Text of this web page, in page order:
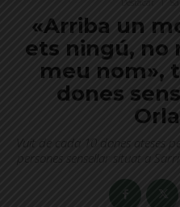
«Arriba un
ets ningú, no
meu nom»,
dones
Vuit de cada 10 dones ateses
persones sensellar situat a